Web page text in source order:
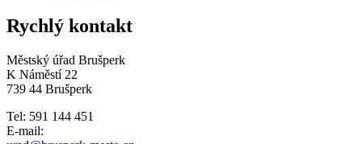
Rychlý kontakt
Městský úřad Brušperk
K Náměstí 22
739 44 Brušperk
Tel: 591 144 451
E-mail: